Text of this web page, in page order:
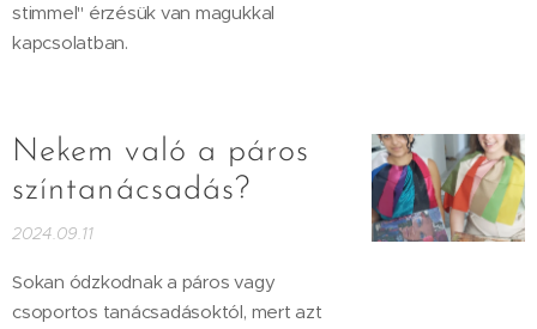
stimmel" érzésük van magukkal
kapcsolatban.
Nekem való a páros
színtanácsadás?
2024.09.11
Sokan ódzkodnak a páros vagy
csoportos tanácsadásoktól, mert azt